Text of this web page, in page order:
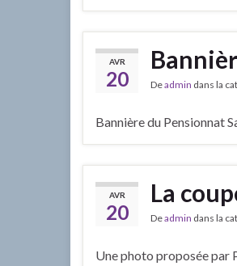
AVR
20 Deadmin dans la
Bannière du Pensionnat
AVR
20
La
Deadmin dans la
Une photo proposée par